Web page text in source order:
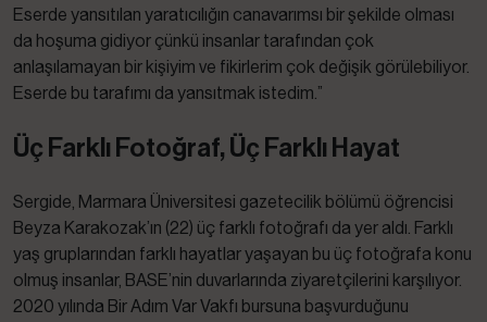
Eserde yansıtılan yaratıcılığın canavarımsı bir şekilde olması
da hoşuma gidiyor çünkü insanlar tarafından çok
anlaşılamayan bir kişiyim ve fikirlerim çok değişik görülebiliyor.
Eserde bu tarafımı da yansıtmak istedim.”
Üç Farklı Fotoğraf, Üç Farklı Hayat
Sergide, Marmara Üniversitesi gazetecilik bölümü öğrencisi
Beyza Karakozak’ın (22) üç farklı fotoğrafı da yer aldı. Farklı
yaş gruplarından farklı hayatlar yaşayan bu üç fotoğrafa konu
olmuş insanlar, BASE’nin duvarlarında ziyaretçilerini karşılıyor.
2020 yılında Bir Adım Var Vakfı bursuna başvurduğunu